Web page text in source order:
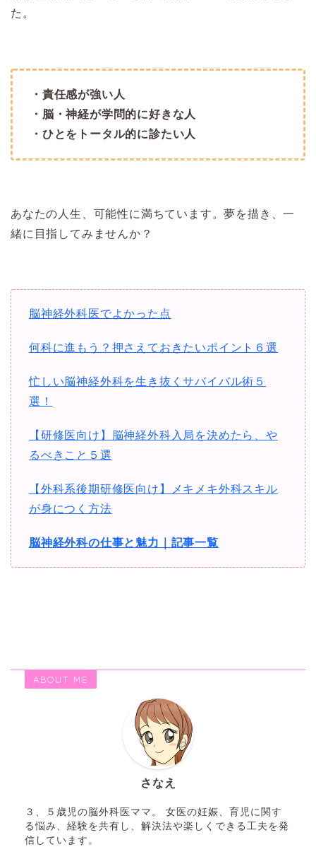
た。
・責任感が強い人
・脳・神経が学問的に好きな人
・ひとをトータル的に診たい人
あなたの人生、可能性に満ちています。夢を描き、一
緒に目指してみませんか？
脳神経外科医でよかった点
何科に進もう？押さえておきたいポイント６選
忙しい脳神経外科を生き抜くサバイバル術５
選！
【研修医向け】脳神経外科入局を決めたら、や
るべきこと５選
【外科系後期研修医向け】メキメキ外科スキル
が身につく方法
脳神経外科の仕事と魅力｜記事一覧
ABOUT ME
さなえ
３、５歳児の脳外科医ママ。 女医の妊娠、育児に関す
る悩み、経験を共有し、解決法や楽しくできる工夫を発
信しています。